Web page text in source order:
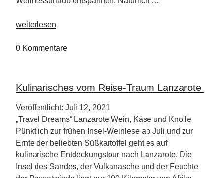
„2022
Mecklenburg-
facettenreiches
Programm“
weiterlesen
0 Kommentare
Kulinarisches vom Reise-Traum Lanzarote
Veröffentlicht: Juli 12, 2021
„Travel Dreams“ Lanzarote Wein, Käse und Knolle
Pünktlich zur frühen Insel-Weinlese ab Juli und zur
Ernte der beliebten Süßkartoffel geht es auf
kulinarische Entdeckungstour nach Lanzarote. Die
Insel des Sandes, der Vulkanasche und der Feuchte